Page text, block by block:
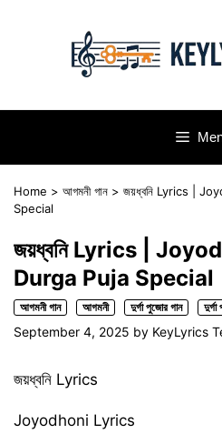
Home > আগমনী গান > জয়ধ্বনি Lyrics |
Special
জয়ধ্বনি Lyrics |
Durga Puja Special
আগমনী গান আগমনী দুর্গা পুজোর গান
September 4, 2025 by KeyLyrics
জয়ধ্বনি Lyrics
Joyodhoni Lyrics